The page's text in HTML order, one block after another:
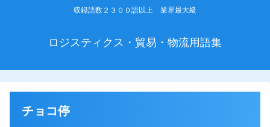
収録語数２３００語以上 業界最大級
ロジスティクス・貿易・物流用語集
チョコ停